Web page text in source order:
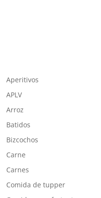
Aperitivos
APLV
Arroz
Batidos
Bizcochos
Carne
Carnes
Comida de tupper